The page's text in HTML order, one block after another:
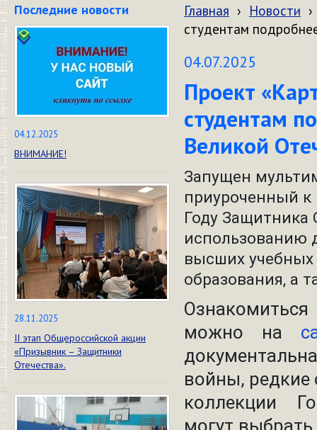
Последние новости
04.12.2025
ВНИМАНИЕ!
28.11.2025
II этап Общероссийской акции
«Призывник – Защитники
Отечества».
Главная › Новости ›
студентам
04.07.2025
Проект
студентам
Великой
Запущен
приуроченный
Году Защитника
использованию
высших учебных
образования, а
можно на
войны,
коллекции